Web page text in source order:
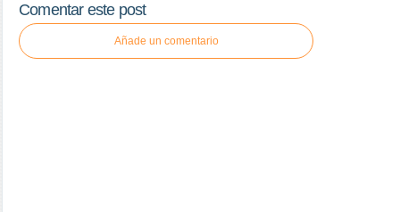
Comentar este post
Añade un comentario